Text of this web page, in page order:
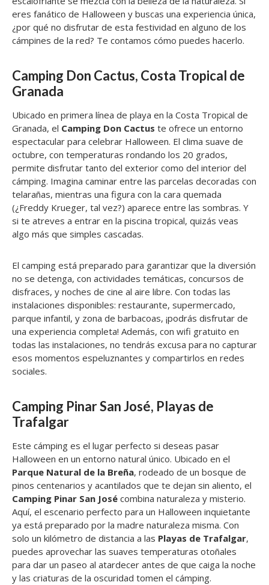
eres fanático de Halloween y buscas una experiencia única,
¿por qué no disfrutar de esta festividad en alguno de los
cámpines de la red? Te contamos cómo puedes hacerlo.
Camping Don Cactus, Costa Tropical de
Granada
Ubicado en primera línea de playa en la Costa Tropical de
Granada, el Camping Don Cactus te ofrece un entorno
espectacular para celebrar Halloween. El clima suave de
octubre, con temperaturas rondando los 20 grados,
permite disfrutar tanto del exterior como del interior del
cámping. Imagina caminar entre las parcelas decoradas con
telarañas, mientras una figura con la cara quemada
(¿Freddy Krueger, tal vez?) aparece entre las sombras. Y
si te atreves a entrar en la piscina tropical, quizás veas
algo más que simples cascadas.
El camping está preparado para garantizar que la diversión
no se detenga, con actividades temáticas, concursos de
disfraces, y noches de cine al aire libre. Con todas las
instalaciones disponibles: restaurante, supermercado,
parque infantil, y zona de barbacoas, ¡podrás disfrutar de
una experiencia completa! Además, con wifi gratuito en
todas las instalaciones, no tendrás excusa para no capturar
esos momentos espeluznantes y compartirlos en redes
sociales.
Camping Pinar San José, Playas de
Trafalgar
Este cámping es el lugar perfecto si deseas pasar
Halloween en un entorno natural único. Ubicado en el
Parque Natural de la Breña, rodeado de un bosque de
pinos centenarios y acantilados que te dejan sin aliento, el
Camping Pinar San José combina naturaleza y misterio.
Aquí, el escenario perfecto para un Halloween inquietante
ya está preparado por la madre naturaleza misma. Con
solo un kilómetro de distancia a las Playas de Trafalgar,
puedes aprovechar las suaves temperaturas otoñales
para dar un paseo al atardecer antes de que caiga la noche
y las criaturas de la oscuridad tomen el cámping.